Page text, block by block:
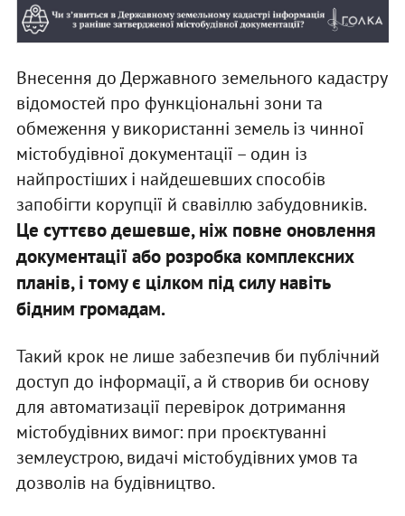
Внесення до Державного земельного кадастру
відомостей про функціональні зони та
обмеження у використанні земель із чинної
містобудівної документації – один із
найпростіших і найдешевших способів
запобігти корупції й свавіллю забудовників.
Це суттєво дешевше, ніж повне оновлення
документації або розробка комплексних
планів, і тому є цілком під силу навіть
бідним громадам.
Такий крок не лише забезпечив би публічний
доступ до інформації, а й створив би основу
для автоматизації перевірок дотримання
містобудівних вимог: при проєктуванні
землеустрою, видачі містобудівних умов та
дозволів на будівництво.